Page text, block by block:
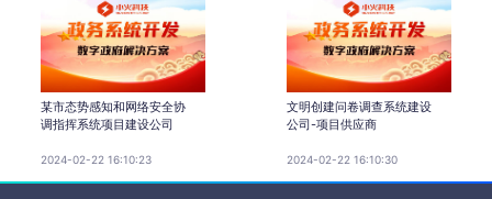
某市态势感知和网络安全协
调指挥系统项目建设公司
2024-02-22 16:10:23
文明创建问卷调查系统建设
公司-项目供应商
2024-02-22 16:10:30